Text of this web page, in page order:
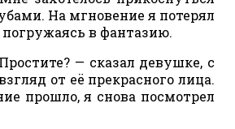
На мгновение я потерял
погружаясь в фантазию.
— сказал девушке, с
от её прекрасного лица.
прошло, я снова посмотрел